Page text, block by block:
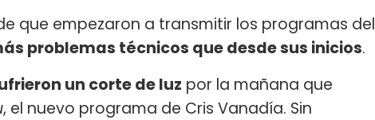
que empezaron a transmitir los programas del
problemas técnicos que desde sus inicios.
un corte de luz por la mañana que
, el nuevo programa de Cris Vanadía. Sin